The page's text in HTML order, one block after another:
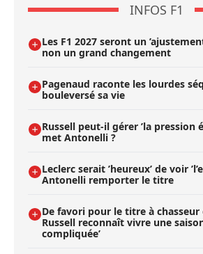
INFOS F1
Les F1 2027 seront un
non un grand changement
Pagenaud raconte les lourdes
bouleversé sa vie
Russell peut-il gérer ’la pression
met Antonelli ?
Leclerc serait ’heureux’ de voir
Antonelli remporter le titre
De favori pour le titre à chasseur
Russell reconnaît vivre une
compliquée’